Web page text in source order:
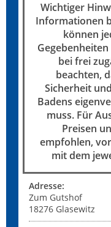
Wichtiger
Informationen
können
bei frei
beachten,
Sicherheit
Badens
muss. Für
Preisen
empfohlen,
mit dem
Adresse:
Zum Gutshof
18276 Glasewitz